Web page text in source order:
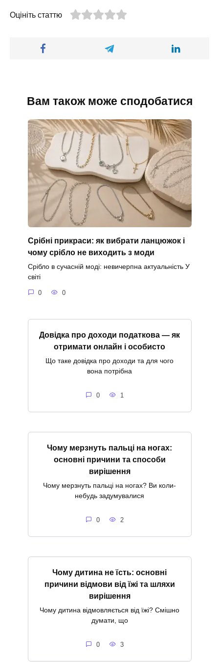
Оцініть статтю
Вам також може сподобатися
Срібні прикраси: як вибрати ланцюжок і
чому срібло не виходить з моди
Срібло в сучасній моді: невичерпна актуальність У
світі
0 0
Довідка про доходи податкова — як
отримати онлайн і особисто
Що таке довідка про доходи та для чого
вона потрібна
0 1
Чому мерзнуть пальці на ногах:
основні причини та способи
вирішення
Чому мерзнуть пальці на ногах? Ви коли-
небудь задумувалися
0 2
Чому дитина не їсть: основні
причини відмови від їжі та шляхи
вирішення
Чому дитина відмовляється від їжі? Смішно
думати, що
0 3